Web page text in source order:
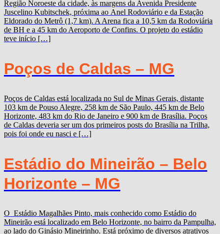
Região Noroeste da cidade, às margens da Avenida Presidente
Juscelino Kubitschek, próxima ao Anel Rodoviário e da Estação
Eldorado do Metrô (1,7 km). A Arena fica a 10,5 km da Rodoviária
de BH e a 45 km do Aeroporto de Confins. O projeto do estádio
teve início […]
Poços de Caldas – MG
Poços de Caldas está localizada no Sul de Minas Gerais, distante
103 km de Pouso Alegre, 258 km de São Paulo, 445 km de Belo
Horizonte, 483 km do Rio de Janeiro e 900 km de Brasília. Poços
de Caldas deveria ser um dos primeiros posts do Brasília na Trilha,
pois foi onde eu nasci e […]
Estádio do Mineirão – Belo
Horizonte – MG
O Estádio Magalhães Pinto, mais conhecido como Estádio do
Mineirão está localizado em Belo Horizonte, no bairro da Pampulha,
ao lado do Ginásio Mineirinho. Está próximo de diversos atrativos